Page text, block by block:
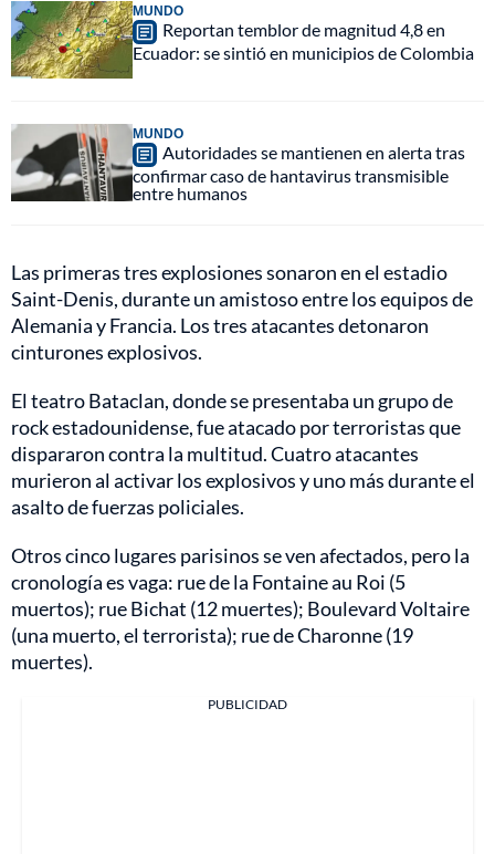
MUNDO
Reportan temblor de magnitud 4,8 en
Ecuador: se sintió en municipios de Colombia
MUNDO
Autoridades se mantienen en alerta tras
confirmar caso de hantavirus transmisible
entre humanos
Las primeras tres explosiones sonaron en el estadio
Saint-Denis, durante un amistoso entre los equipos de
Alemania y Francia. Los tres atacantes detonaron
cinturones explosivos.
El teatro Bataclan, donde se presentaba un grupo de
rock estadounidense, fue atacado por terroristas que
dispararon contra la multitud. Cuatro atacantes
murieron al activar los explosivos y uno más durante el
asalto de fuerzas policiales.
Otros cinco lugares parisinos se ven afectados, pero la
cronología es vaga: rue de la Fontaine au Roi (5
muertos); rue Bichat (12 muertes); Boulevard Voltaire
(una muerto, el terrorista); rue de Charonne (19
muertes).
PUBLICIDAD